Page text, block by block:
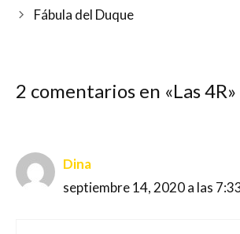
Fábula del Duque
2 comentarios en «Las 4R»
Dina
septiembre 14, 2020 a las